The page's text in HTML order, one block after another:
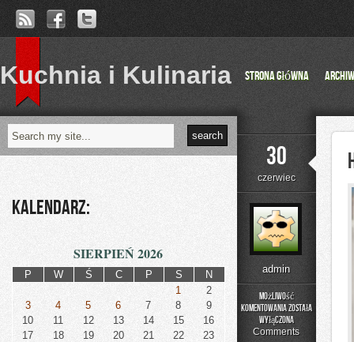
Kuchnia i Kulinaria Strona główna
30
czerwiec
admin
Możliwość
komentowania
Historia
Przemysłu
została
wyłączona
Comments
Kalendarz:
SIERPIEŃ 2026
P W Ś C P S
N
1
2
3
4 5 6 7 8
9
10
11 12 13 14 15
16
17
18 19 20 21 22
23